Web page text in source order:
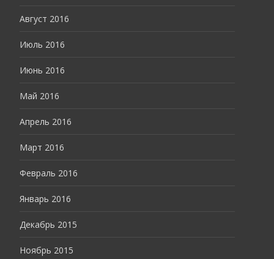
Август 2016
Июль 2016
Июнь 2016
Май 2016
Апрель 2016
Март 2016
Февраль 2016
Январь 2016
Декабрь 2015
Ноябрь 2015